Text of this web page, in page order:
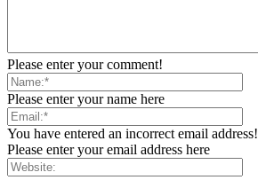
Please enter your comment!
Please enter your name here
You have entered an incorrect email address!
Please enter your email address here